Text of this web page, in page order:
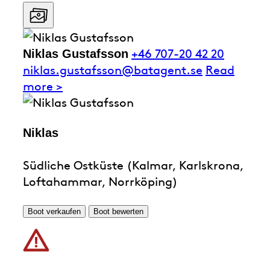
Niklas Gustafsson +46 707-20 42 20
niklas.gustafsson@batagent.se Read
more >
Niklas
Südliche Ostküste (Kalmar, Karlskrona,
Loftahammar, Norrköping)
Boot verkaufen Boot bewerten